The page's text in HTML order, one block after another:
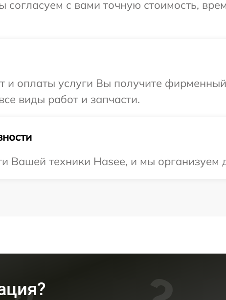
согласуем с вами точную стоимость,
и оплаты услуги Вы получите
виды работ и запчасти.
Вашей техники Hasee, и мы организуем